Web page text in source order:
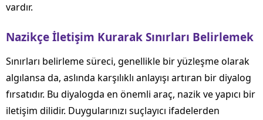
vardır.
Nazikçe İletişim Kurarak Sınırları Belirlemek
Sınırları belirleme süreci, genellikle bir yüzleşme olarak
algılansa da, aslında karşılıklı anlayışı artıran bir diyalog
fırsatıdır. Bu diyalogda en önemli araç, nazik ve yapıcı bir
iletişim dilidir. Duygularınızı suçlayıcı ifadelerden